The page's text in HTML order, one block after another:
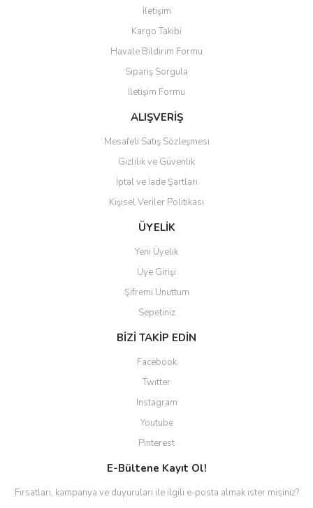
İletişim
Kargo Takibi
Havale Bildirim Formu
Sipariş Sorgula
İletişim Formu
ALIŞVERİŞ
Mesafeli Satış Sözleşmesi
Gizlilik ve Güvenlik
İptal ve İade Şartları
Kişisel Veriler Politikası
ÜYELİK
Yeni Üyelik
Üye Girişi
Şifremi Unuttum
Sepetiniz
BİZİ TAKİP EDİN
Facebook
Twitter
Instagram
Youtube
Pinterest
E-Bültene Kayıt Ol!
Fırsatları, kampanya ve duyuruları ile ilgili e-posta almak ister misiniz?